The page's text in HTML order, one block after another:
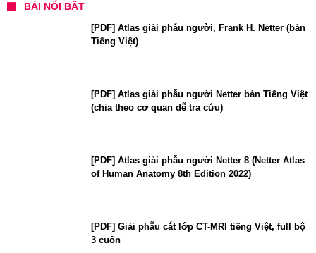
BÀI NỔI BẬT
[PDF] Atlas giải phẫu người, Frank H. Netter (bản
Tiếng Việt)
[PDF] Atlas giải phẫu người Netter bản Tiếng Việt
(chia theo cơ quan dễ tra cứu)
[PDF] Atlas giải phẫu người Netter 8 (Netter Atlas
of Human Anatomy 8th Edition 2022)
[PDF] Giải phẫu cắt lớp CT-MRI tiếng Việt, full bộ
3 cuốn